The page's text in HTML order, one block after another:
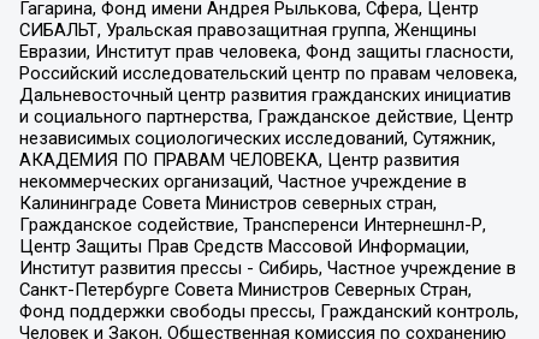
Гагарина, Фонд имени Андрея Рылькова, Сфера, Центр
СИБАЛЬТ, Уральская правозащитная группа, Женщины
Евразии, Институт прав человека, Фонд защиты гласности,
Российский исследовательский центр по правам человека,
Дальневосточный центр развития гражданских инициатив
и социального партнерства, Гражданское действие, Центр
независимых социологических исследований, Сутяжник,
АКАДЕМИЯ ПО ПРАВАМ ЧЕЛОВЕКА, Центр развития
некоммерческих организаций, Частное учреждение в
Калининграде Совета Министров северных стран,
Гражданское содействие, Трансперенси Интернешнл-Р,
Центр Защиты Прав Средств Массовой Информации,
Институт развития прессы - Сибирь, Частное учреждение в
Санкт-Петербурге Совета Министров Северных Стран,
Фонд поддержки свободы прессы, Гражданский контроль,
Человек и Закон, Общественная комиссия по сохранению